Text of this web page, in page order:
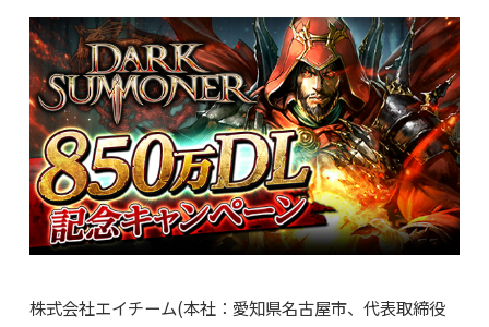
株式会社エイチーム(本社：愛知県名古屋市、代表取締役